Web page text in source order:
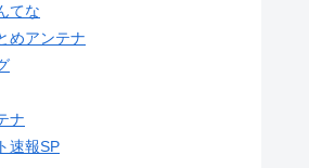
てな
めアンテナ
ナ
速報SP